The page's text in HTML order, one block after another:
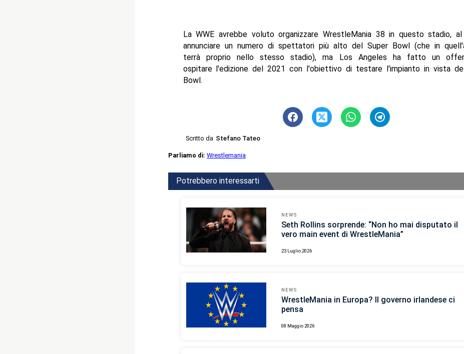
La WWE avrebbe voluto organizzare WrestleMania 38 in questo stadio,
annunciare un numero di spettatori più alto del Super Bowl (che in
terrà proprio nello stesso stadio), ma Los Angeles ha fatto un
ospitare l'edizione del 2021 con l'obiettivo di testare l'impianto in vista
Bowl.
Scritto da Stefano Tateo
Parliamo di: Wrestlemania
Potrebbero interessarti
NEWS
Seth Rollins sorprende: “Non ho mai disputato il
vero main event di WrestleMania”
23 Luglio 2026
NEWS
WrestleMania in Europa? Il governo irlandese ci
pensa
08 Maggio 2026